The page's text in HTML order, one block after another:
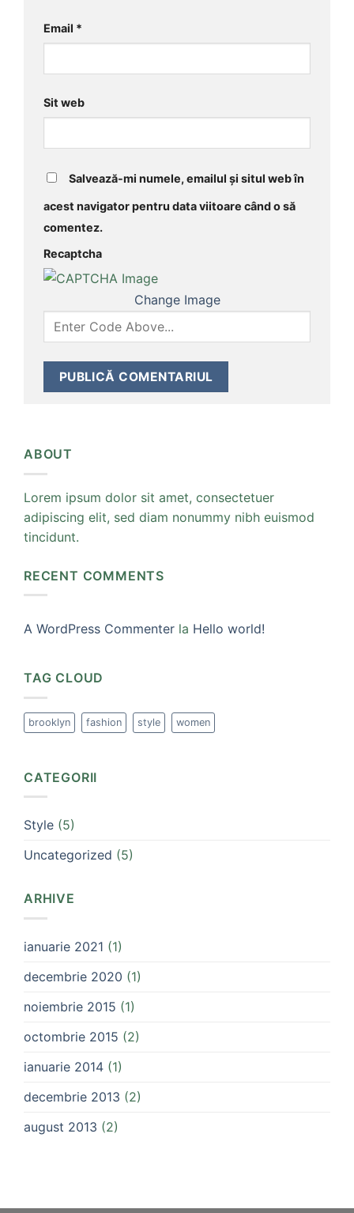
Email *
Sit web
Salvează-mi numele, emailul și situl web în
acest navigator pentru data viitoare când o să
comentez.
Recaptcha
Change Image
ABOUT
Lorem ipsum dolor sit amet, consectetuer
adipiscing elit, sed diam nonummy nibh euismod
tincidunt.
RECENT COMMENTS
A WordPress Commenter la Hello world!
TAG CLOUD
brooklyn fashion style women
CATEGORII
Style (5)
Uncategorized (5)
ARHIVE
ianuarie 2021 (1)
decembrie 2020 (1)
noiembrie 2015 (1)
octombrie 2015 (2)
ianuarie 2014 (1)
decembrie 2013 (2)
august 2013 (2)